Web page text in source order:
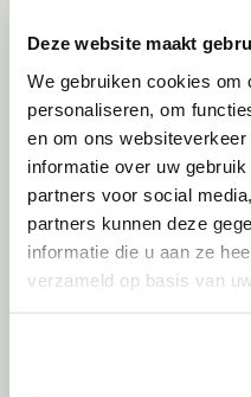
Deze website maakt
We gebruiken cookies om
personaliseren, om
en om ons
informatie over uw
partners voor social
partners kunnen deze
informatie die u aan ze
verzameld op basis van